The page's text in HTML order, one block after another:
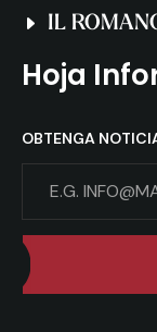
IL
Hoja
OBTENGA